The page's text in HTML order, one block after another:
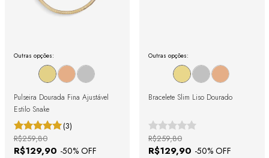
Outras opções:
Pulseira Dourada Fina Ajustável
Estilo Snake
(3)
R$129,90 -50% OFF
R$259,80
Outras opções:
Bracelete Slim Liso Dourado
R$129,90 -50% OFF
R$259,80